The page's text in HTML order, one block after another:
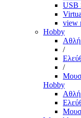
USB
view
Hobby
/
/
Hobby